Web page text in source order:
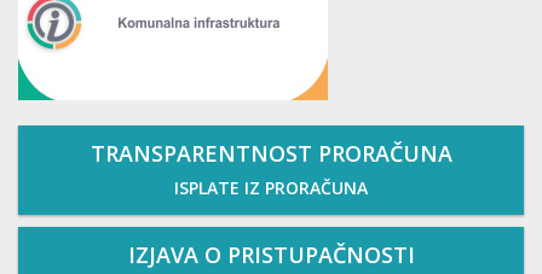
TRANSPARENTNOST PRORAČUNA
ISPLATE IZ PRORAČUNA
IZJAVA O PRISTUPAČNOSTI